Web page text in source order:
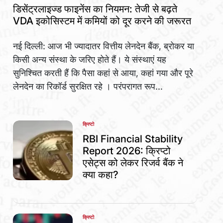
IN
डिसेंट्रलाइज्ड फाइनेंस का नियमन: तेजी से बढ़ते
VDA इकोसिस्टम में कमियों को दूर करने की जरूरत
नई दिल्ली: आज भी ज्यादातर वित्तीय लेनदेन बैंक, ब्रोकर या
किसी अन्य संस्था के जरिए होते हैं। ये संस्थाएं यह
सुनिश्चित करती हैं कि पैसा कहां से आया, कहां गया और पूरे
लेनदेन का रिकॉर्ड सुरक्षित रहे । परंपरागत रूप...
POSTED
IN
क्रिप्टो
RBI Financial Stability
Report 2026: क्रिप्टो
एसेट्स को लेकर रिजर्व बैंक ने
क्या कहा?
POSTED
क्रिप्टो